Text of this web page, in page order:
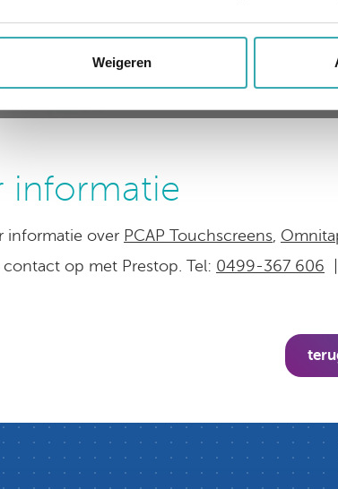
Weigeren
informatie
informatie over PCAP Touchscreens,
contact op met Prestop. Tel: 0499-367 606